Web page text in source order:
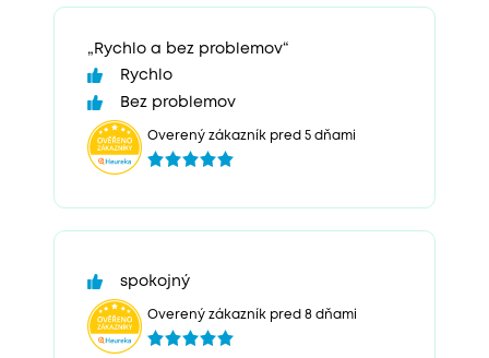
„Rychlo a bez problemov“
Rychlo
Bez problemov
Overený zákazník pred 5 dňami
spokojný
Overený zákazník pred 8 dňami